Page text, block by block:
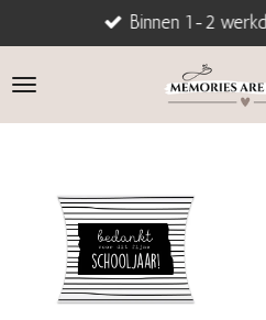
direct
naar
Binnen 1-2